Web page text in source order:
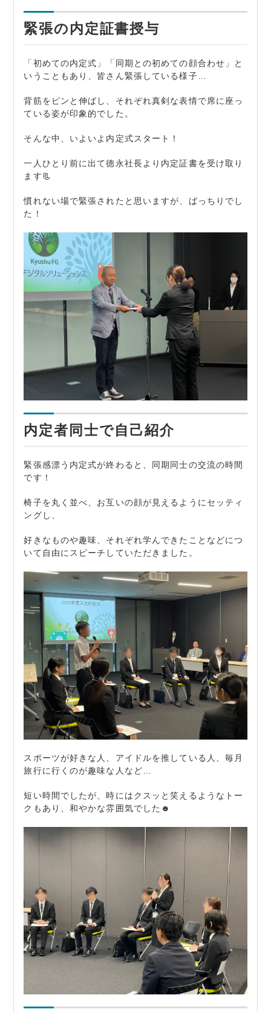
緊張の内定証書授与
「初めての内定式」「同期との初めての顔合わせ」と
いうこともあり、皆さん緊張している様子…
背筋をピンと伸ばし、それぞれ真剣な表情で席に座っ
ている姿が印象的でした。
そんな中、いよいよ内定式スタート！
一人ひとり前に出て德永社長より内定証書を受け取り
ます📃
慣れない場で緊張されたと思いますが、ばっちりでし
た！
内定者同士で自己紹介
緊張感漂う内定式が終わると、同期同士の交流の時間
です！
椅子を丸く並べ、お互いの顔が見えるようにセッティ
ングし、
好きなものや趣味、それぞれ学んできたことなどにつ
いて自由にスピーチしていただきました。
スポーツが好きな人、アイドルを推している人、毎月
旅行に行くのが趣味な人など…
短い時間でしたが、時にはクスッと笑えるようなトー
クもあり、和やかな雰囲気でした☻